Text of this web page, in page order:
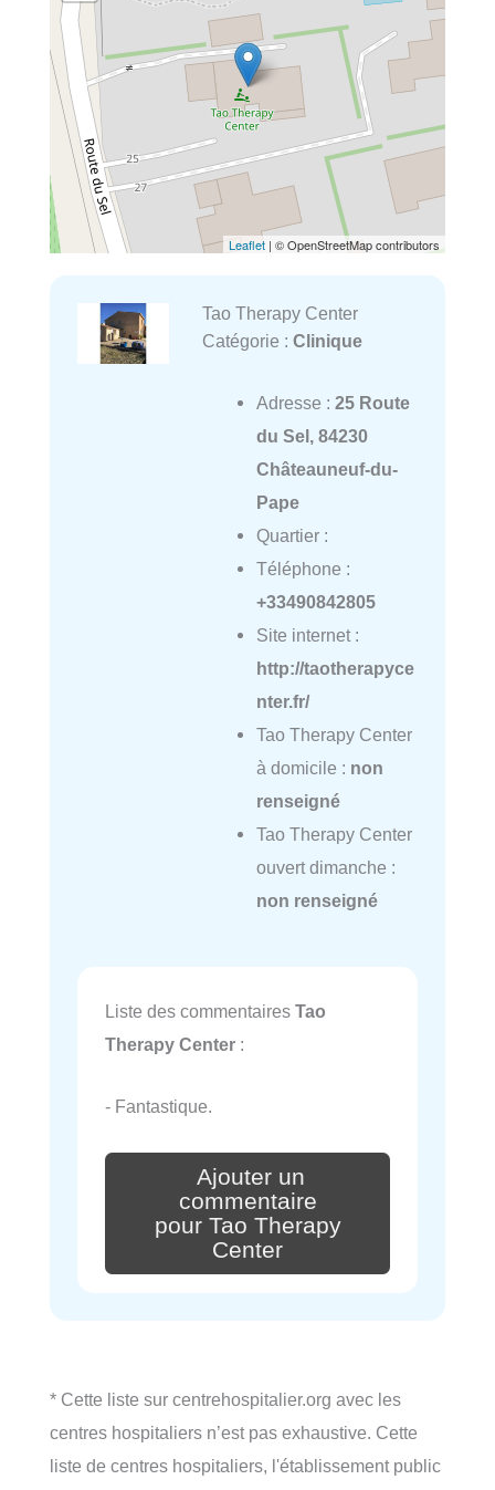
Leaflet | © OpenStreetMap contributors
Tao Therapy Center
Catégorie : Clinique
Adresse : 25 Route
du Sel, 84230
Châteauneuf-du-
Pape
Quartier :
Téléphone :
+33490842805
Site internet :
http://taotherapyce
nter.fr/
Tao Therapy Center
à domicile : non
renseigné
Tao Therapy Center
ouvert dimanche :
non renseigné
Liste des commentaires Tao
Therapy Center :
- Fantastique.
Ajouter un
commentaire
pour Tao Therapy
Center
* Cette liste sur centrehospitalier.org avec les
centres hospitaliers n’est pas exhaustive. Cette
liste de centres hospitaliers, l'établissement public